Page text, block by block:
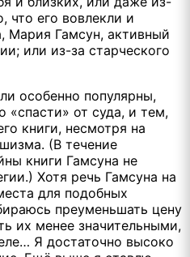
что его вовлекли и
Мария Гамсун, активный
или из-за старческого
особенно популярны,
«спасти» от суда, и тем,
книги, несмотря на
(В течение
книги Гамсуна не
Хотя речь Гамсуна на
для подобных
преуменьшать цену
их менее значительными,
Я достаточно высоко